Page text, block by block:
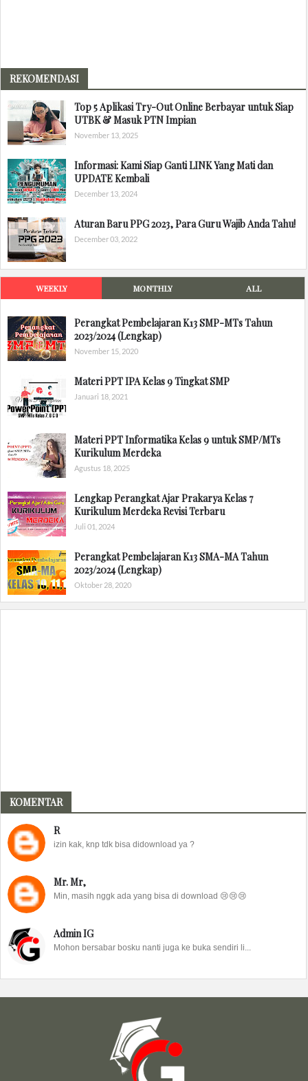
REKOMENDASI
Top 5 Aplikasi Try-Out Online Berbayar untuk Siap
UTBK & Masuk PTN Impian
November 13, 2025
Informasi: Kami Siap Ganti LINK Yang Mati dan
UPDATE Kembali
December 13, 2024
Aturan Baru PPG 2023, Para Guru Wajib Anda Tahu!
December 03, 2022
WEEKLY MONTHLY ALL
Perangkat Pembelajaran K13 SMP-MTs Tahun
2023/2024 (Lengkap)
November 15, 2020
Materi PPT IPA Kelas 9 Tingkat SMP
Januari 18, 2021
Materi PPT Informatika Kelas 9 untuk SMP/MTs
Kurikulum Merdeka
Agustus 18, 2025
Lengkap Perangkat Ajar Prakarya Kelas 7
Kurikulum Merdeka Revisi Terbaru
Juli 01, 2024
Perangkat Pembelajaran K13 SMA-MA Tahun
2023/2024 (Lengkap)
Oktober 28, 2020
KOMENTAR
R
izin kak, knp tdk bisa didownload ya ?
Mr. Mr,
Min, masih nggk ada yang bisa di download 😢😢😢
Admin IG
Mohon bersabar bosku nanti juga ke buka sendiri li...